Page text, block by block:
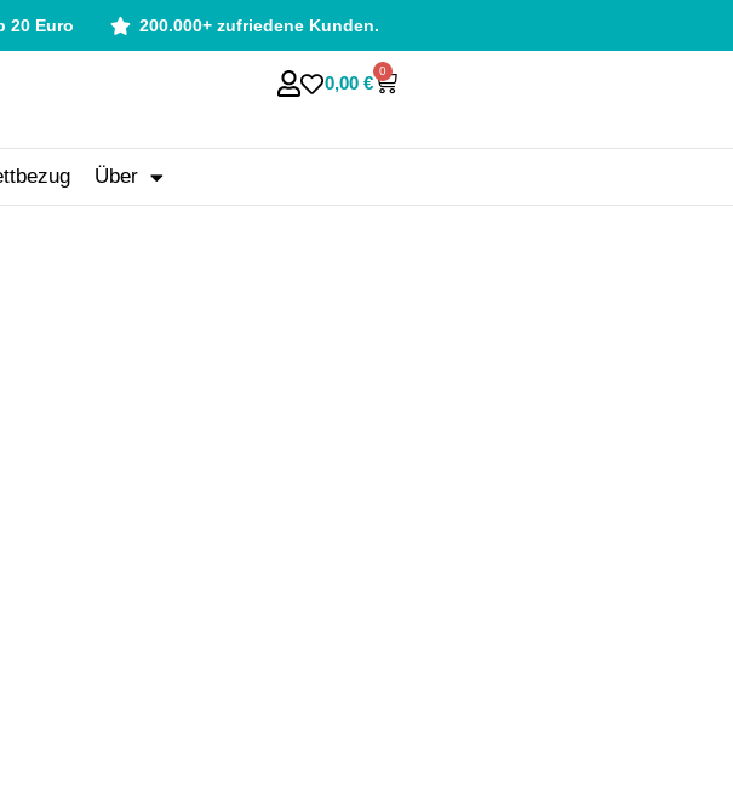
20 Euro 200.000+ zufriedene Kunden.
0,00 €
0
Über